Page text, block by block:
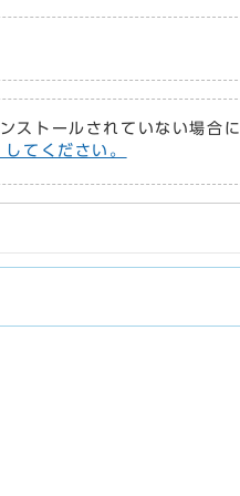
トールされていない場合に
てください。